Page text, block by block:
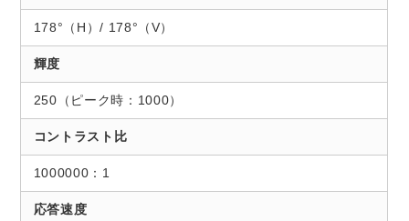
178°（H）/ 178°（V）
輝度
250（ピーク時：1000）
コントラスト比
1000000：1
応答速度